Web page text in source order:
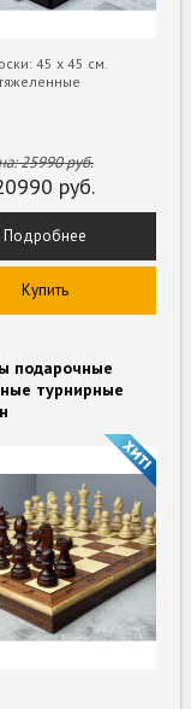
45 х 45 см.
25990руб.
руб.
Подробнее
Купить
подарочные
турнирные